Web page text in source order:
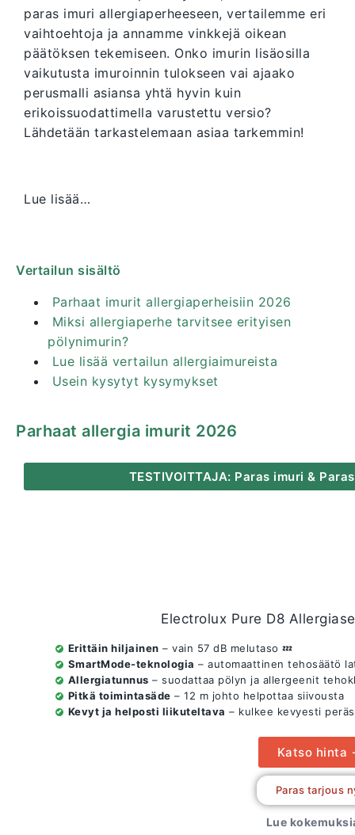
paras imuri allergiaperheeseen, vertailemme eri
vaihtoehtoja ja annamme vinkkejä oikean
päätöksen tekemiseen. Onko imurin lisäosilla
vaikutusta imuroinnin tulokseen vai ajaako
perusmalli asiansa yhtä hyvin kuin
erikoissuodattimella varustettu versio?
Lähdetään tarkastelemaan asiaa tarkemmin!
Lue lisää…
Vertailun sisältö
Parhaat imurit allergiaperheisiin 2026
Miksi allergiaperhe tarvitsee erityisen
pölynimurin?
Lue lisää vertailun allergiaimureista
Usein kysytyt kysymykset
Parhaat allergia imurit 2026
TESTIVOITTAJA: Paras imuri &
Electrolux Pure D8
Erittäin hiljainen – vain 57 dB melutaso 💤
SmartMode-teknologia – automaattinen tehosäätö
Allergiatunnus – suodattaa pölyn ja allergeenit
Pitkä toimintasäde – 12 m johto helpottaa siivousta
Kevyt ja helposti liikuteltava – kulkee kevyesti
Katso hinta
Paras tarjous
Lue